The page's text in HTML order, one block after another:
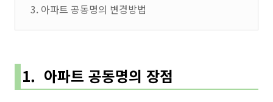
3. 아파트 공동명의 변경방법
1. 아파트 공동명의 장점